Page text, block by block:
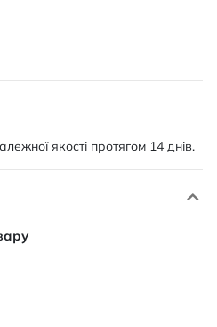
якості протягом 14 днів.